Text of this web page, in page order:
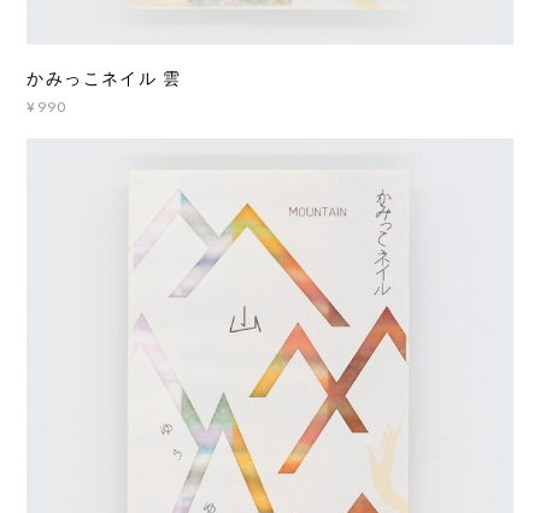
かみっこネイル 雲
¥990